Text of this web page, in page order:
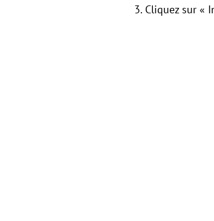
3. Cliquez sur «